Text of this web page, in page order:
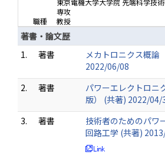
東京電機大学大学院 先端科学技
専攻
職種
教授
著書・論文歴
1.
著書
メカトロニクス概論
2022/06/08
2.
著書
パワーエレクトロニ
版） (共著) 2022/04/
3.
著書
技術者のためのパワ
回路工学 (共著)